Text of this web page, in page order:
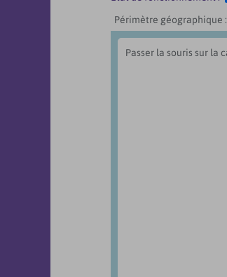
Périmètre géographique :
Passer la souris sur la